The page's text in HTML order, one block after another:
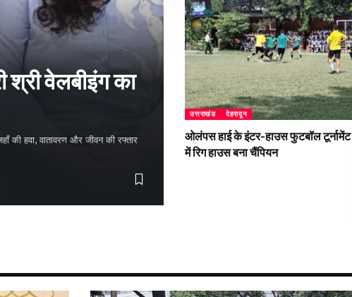
श्री वेलबीइंग का
की हवा, वातावरण और जीवन की रफ्तार
उत्तराखंड देहरादून
ओलंपस हाई के इंटर-हाउस फुटबॉल टूर्नामेंट
में रिग हाउस बना चैंपियन